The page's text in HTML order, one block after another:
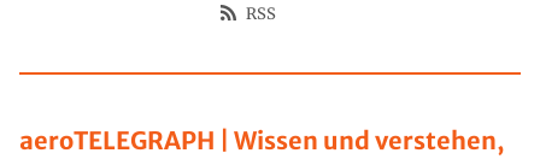
aeroTELEGRAPH | Wissen und verstehen,
RSS